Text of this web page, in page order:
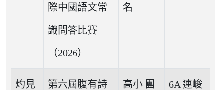
際中國語文常
識問答比賽
（2026）
名
灼見 第六屆腹有詩 高小 團 6A 連峻